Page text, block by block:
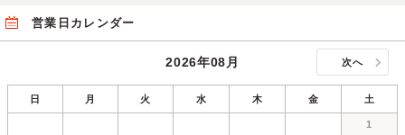
営業日カレンダー
2026年08月 次へ
日 月 火 水 木 金 土
1